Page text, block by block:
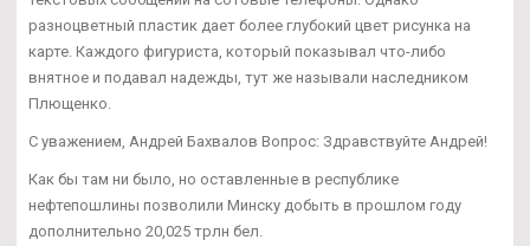
разноцветный пластик дает более глубокий цвет рисунка на
карте. Каждого фигуриста, который показывал что-либо
внятное и подавал надежды, тут же называли наследником
Плющенко.
С уважением, Андрей Бахвалов Вопрос: Здравствуйте Андрей!
Как бы там ни было, но оставленные в республике
нефтепошлины позволили Минску добыть в прошлом году
дополнительно 20,025 трлн бел.